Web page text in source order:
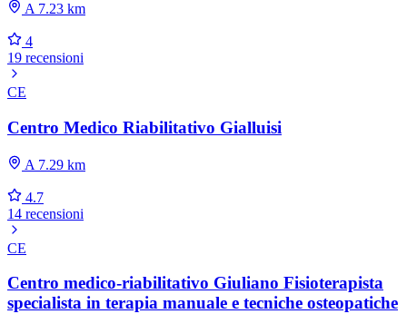
A 7.23 km
4
19 recensioni
CE
Centro Medico Riabilitativo Gialluisi
A 7.29 km
4.7
14 recensioni
CE
Centro medico-riabilitativo Giuliano Fisioterapista
specialista in terapia manuale e tecniche osteopatiche